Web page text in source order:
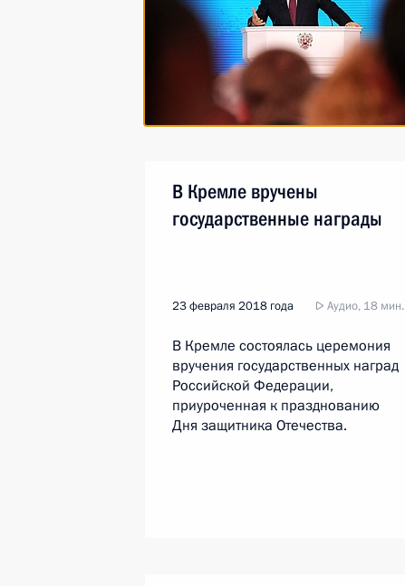
В Кремле вручены
государственные награды
23 февраля 2018 года Аудио, 18 мин.
В Кремле состоялась церемония
вручения государственных наград
Российской Федерации,
приуроченная к празднованию
Дня защитника Отечества.